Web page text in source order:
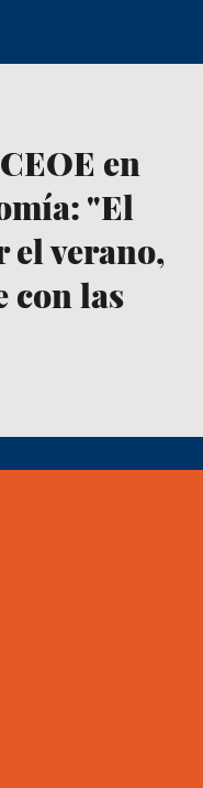
en
"El
el verano,
con las